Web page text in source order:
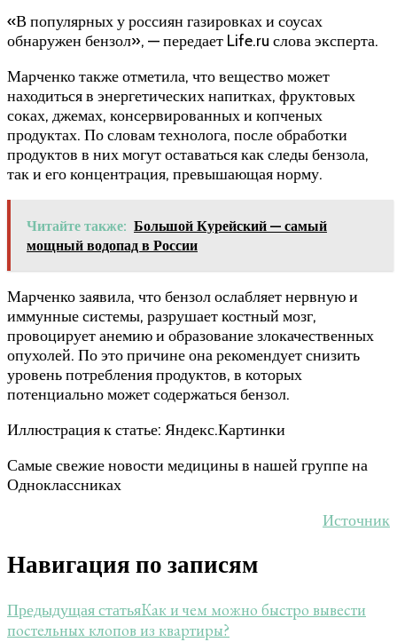
«В популярных у россиян газировках и соусах
обнаружен бензол», — передает Life.ru слова эксперта.
Марченко также отметила, что вещество может
находиться в энергетических напитках, фруктовых
соках, джемах, консервированных и копченых
продуктах. По словам технолога, после обработки
продуктов в них могут оставаться как следы бензола,
так и его концентрация, превышающая норму.
Читайте также: Большой Курейский — самый
мощный водопад в России
Марченко заявила, что бензол ослабляет нервную и
иммунные системы, разрушает костный мозг,
провоцирует анемию и образование злокачественных
опухолей. По это причине она рекомендует снизить
уровень потребления продуктов, в которых
потенциально может содержаться бензол.
Иллюстрация к статье: Яндекс.Картинки
Самые свежие новости медицины в нашей группе на
Одноклассниках
Источник
Навигация по записям
Предыдущая статьяКак и чем можно быстро вывести
постельных клопов из квартиры?